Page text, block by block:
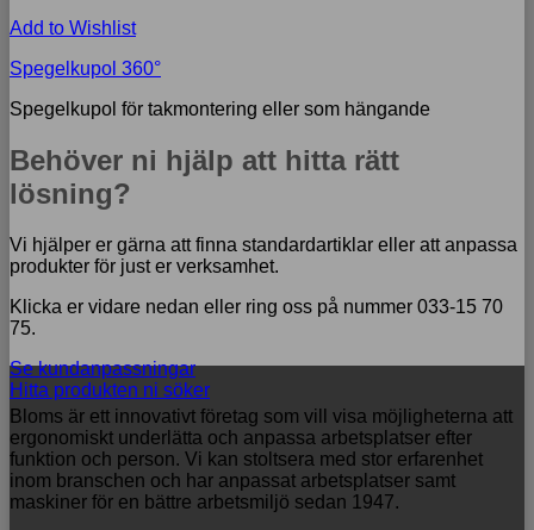
Add to Wishlist
Spegelkupol 360°
Spegelkupol för takmontering eller som hängande
Behöver ni hjälp att hitta rätt
lösning?
Vi hjälper er gärna att finna standardartiklar eller att anpassa
produkter för just er verksamhet.
Klicka er vidare nedan eller ring oss på nummer 033-15 70
75.
Se kundanpassningar
Hitta produkten ni söker
Bloms är ett innovativt företag som vill visa möjligheterna att
ergonomiskt underlätta och anpassa arbetsplatser efter
funktion och person. Vi kan stoltsera med stor erfarenhet
inom branschen och har anpassat arbetsplatser samt
maskiner för en bättre arbetsmiljö sedan 1947.